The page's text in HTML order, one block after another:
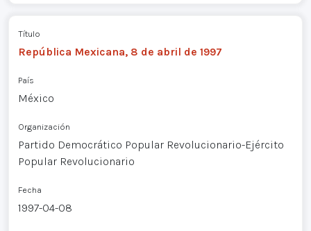
Título
República Mexicana, 8 de abril de 1997
País
México
Organización
Partido Democrático Popular Revolucionario-Ejército
Popular Revolucionario
Fecha
1997-04-08